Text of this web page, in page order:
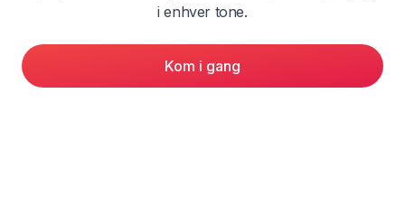
i enhver tone.
Kom i gang